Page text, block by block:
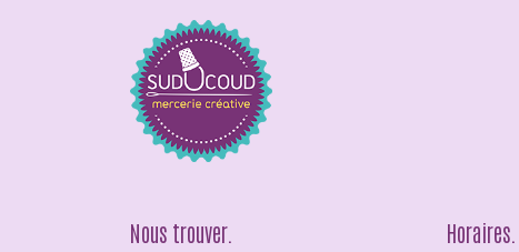
Nous trouver. Horaires.